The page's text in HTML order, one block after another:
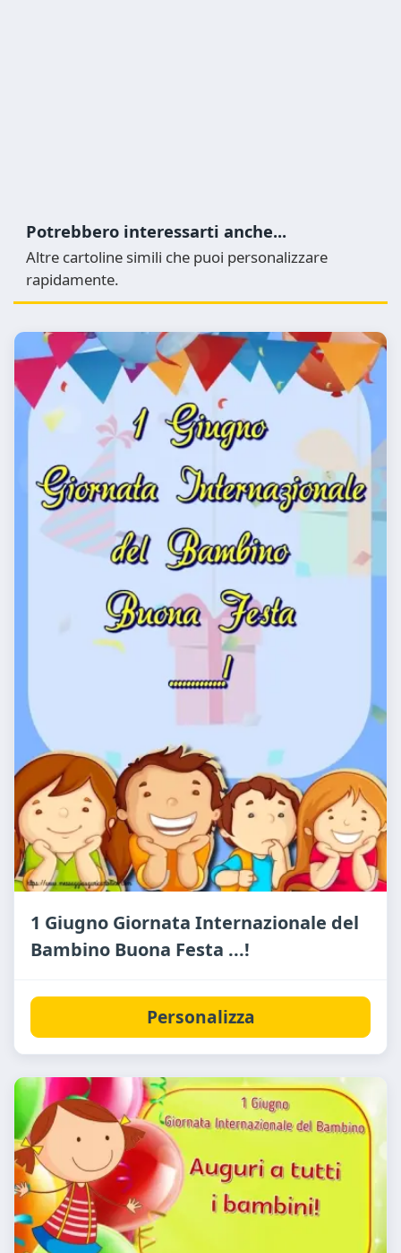
Potrebbero interessarti anche...
Altre cartoline simili che puoi personalizzare
rapidamente.
1 Giugno Giornata Internazionale del
Bambino Buona Festa ...!
Personalizza